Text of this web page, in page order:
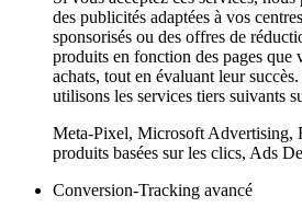
des publicités adaptées à vos
sponsorisés ou des offres de
produits en fonction des pages que
achats, tout en évaluant leur
utilisons les services tiers suivants
Meta-Pixel, Microsoft Advertising,
produits basées sur les clics, Ads
Conversion-Tracking avancé